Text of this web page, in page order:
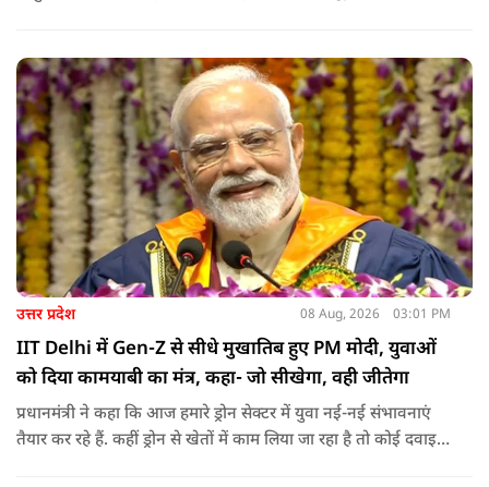
पात, क्षेत्र व प्रांत की सीमाओं से ऊपर उठकर उनकी हर श्वांस शिव के नाम
है.
उत्तर प्रदेश 08 Aug, 2026 03:01 PM
IIT Delhi में Gen-Z से सीधे मुखातिब हुए PM मोदी, युवाओं
को दिया कामयाबी का मंत्र, कहा- जो सीखेगा, वही जीतेगा
प्रधानमंत्री ने कहा कि आज हमारे ड्रोन सेक्टर में युवा नई-नई संभावनाएं
तैयार कर रहे हैं. कहीं ड्रोन से खेतों में काम लिया जा रहा है तो कोई दवाइयां